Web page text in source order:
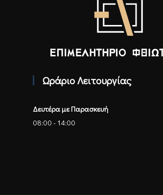
Ωράριο Λειτουργίας
Δευτέρα με Παρασκευή
08:00 - 14:00